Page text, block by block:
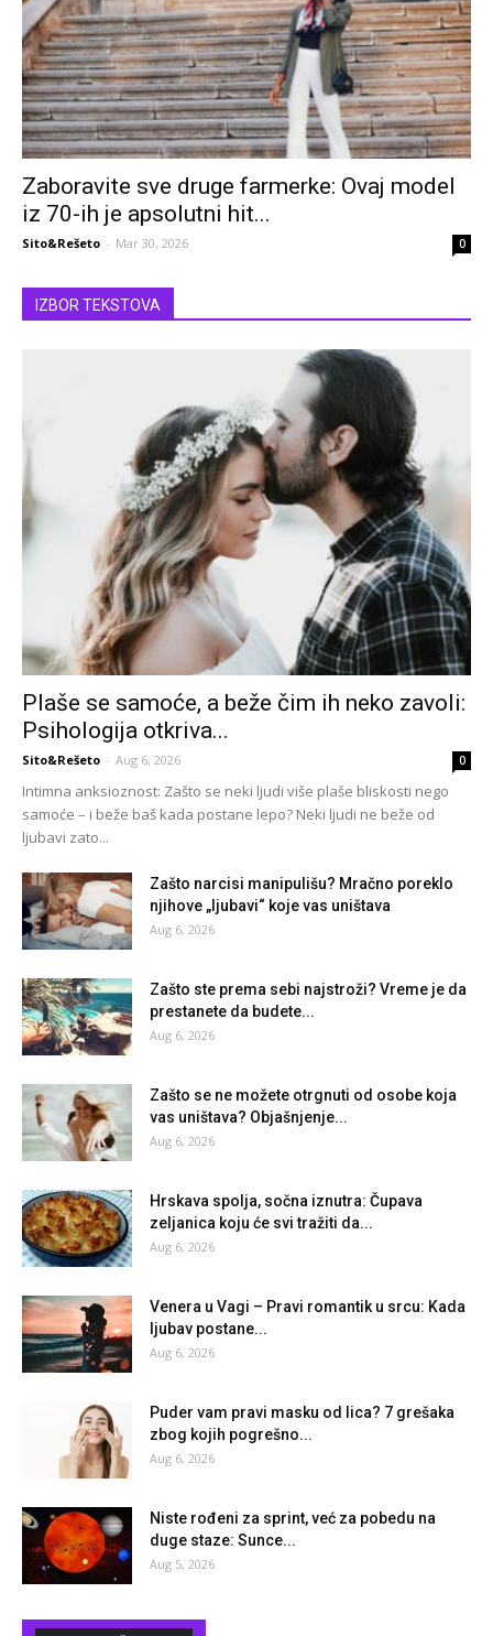
Zaboravite sve druge farmerke: Ovaj model
iz 70-ih je apsolutni hit...
Sito&Rešeto - Mar 30, 2026 0
IZBOR TEKSTOVA
Plaše se samoće, a beže čim ih neko zavoli:
Psihologija otkriva...
Sito&Rešeto - Aug 6, 2026 0
Intimna anksioznost: Zašto se neki ljudi više plaše bliskosti nego
samoće – i beže baš kada postane lepo? Neki ljudi ne beže od
ljubavi zato...
Zašto narcisi manipulišu? Mračno poreklo
njihove „ljubavi“ koje vas uništava
Aug 6, 2026
Zašto ste prema sebi najstroži? Vreme je da
prestanete da budete...
Aug 6, 2026
Zašto se ne možete otrgnuti od osobe koja
vas uništava? Objašnjenje...
Aug 6, 2026
Hrskava spolja, sočna iznutra: Čupava
zeljanica koju će svi tražiti da...
Aug 6, 2026
Venera u Vagi – Pravi romantik u srcu: Kada
ljubav postane...
Aug 6, 2026
Puder vam pravi masku od lica? 7 grešaka
zbog kojih pogrešno...
Aug 6, 2026
Niste rođeni za sprint, već za pobedu na
duge staze: Sunce...
Aug 5, 2026